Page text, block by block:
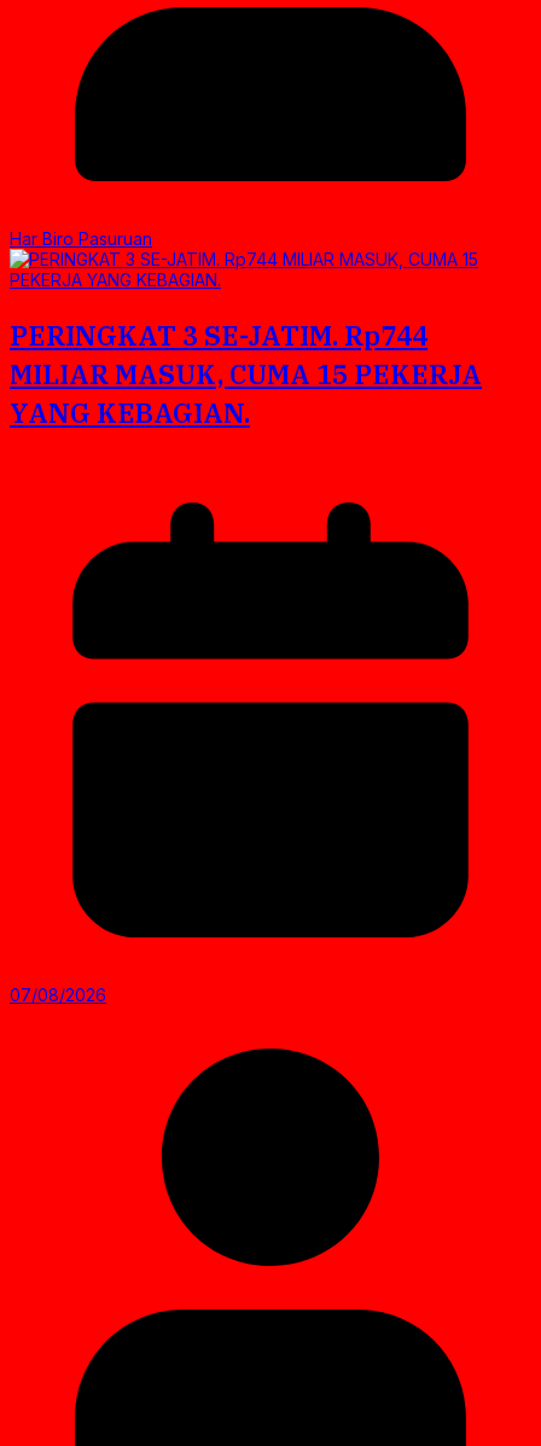
Har Biro Pasuruan
PERINGKAT 3 SE-JATIM. Rp744
MILIAR MASUK, CUMA 15 PEKERJA
YANG KEBAGIAN.
07/08/2026